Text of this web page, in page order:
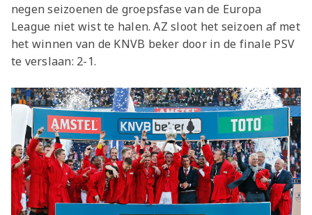
negen seizoenen de groepsfase van de Europa
League niet wist te halen. AZ sloot het seizoen af met
het winnen van de KNVB beker door in de finale PSV
te verslaan: 2-1.